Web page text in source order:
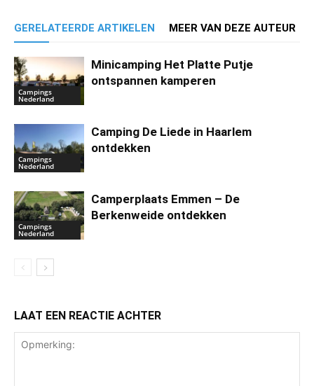
GERELATEERDE ARTIKELEN MEER VAN DEZE AUTEUR
Campings
Nederland
Minicamping Het Platte Putje
ontspannen kamperen
Campings
Nederland
Camping De Liede in Haarlem
ontdekken
Campings
Nederland
Camperplaats Emmen – De
Berkenweide ontdekken
LAAT EEN REACTIE ACHTER